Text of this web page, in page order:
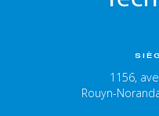
1156,
Rouyn-